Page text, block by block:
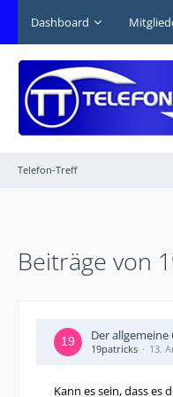
Dashboard
Telefon-Treff
Beiträge von
Der
19patricks 13.
Kann es sein, dass